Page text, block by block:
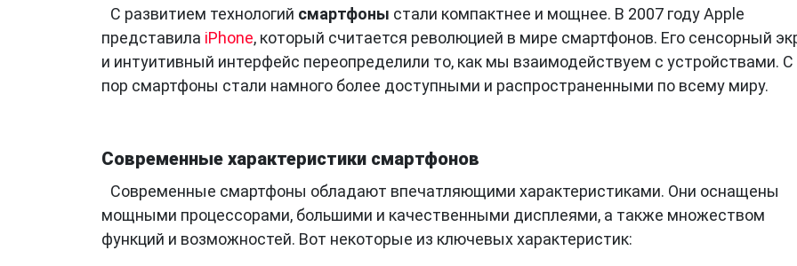
С развитием технологий смартфоны стали компактнее и мощнее. В 2007 году Apple
представила iPhone, который считается революцией в мире смартфонов. Его сенсорный
и интуитивный интерфейс переопределили то, как мы взаимодействуем с устройствами. С
пор смартфоны стали намного более доступными и распространенными по всему миру.
Современные характеристики смартфонов
Современные смартфоны обладают впечатляющими характеристиками. Они оснащены
мощными процессорами, большими и качественными дисплеями, а также множеством
функций и возможностей. Вот некоторые из ключевых характеристик: